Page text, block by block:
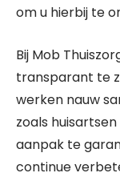
om u hierbij te
Bij Mob
transparant te
werken nauw
zoals
aanpak te
continue